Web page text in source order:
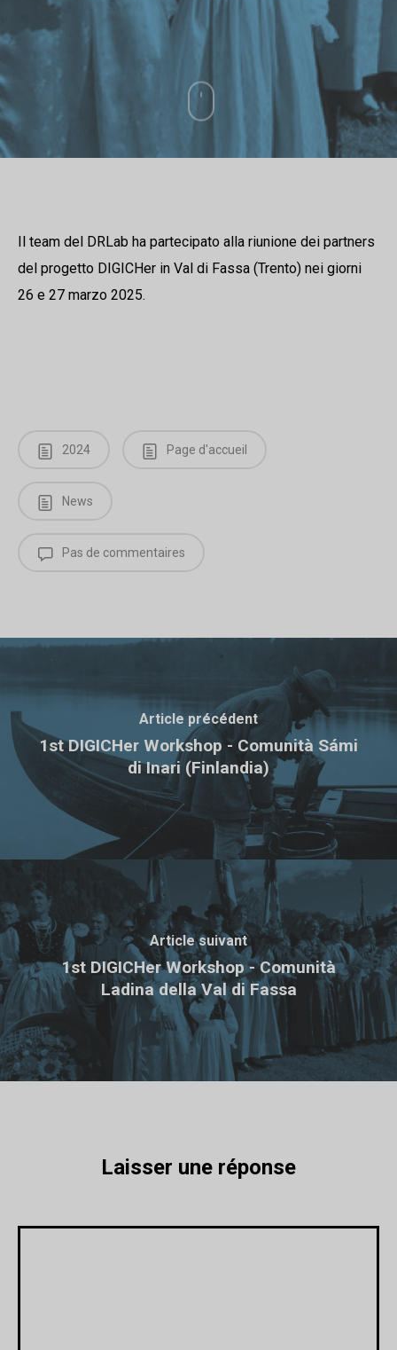
Il team del DRLab ha partecipato alla riunione dei partners
del progetto DIGICHer in Val di Fassa (Trento) nei giorni
26 e 27 marzo 2025.
2024 Page d'accueil
News
Pas de commentaires
Article précédent
1st DIGICHer Workshop - Comunità Sámi
di Inari (Finlandia)
Article suivant
1st DIGICHer Workshop - Comunità
Ladina della Val di Fassa
Laisser une réponse